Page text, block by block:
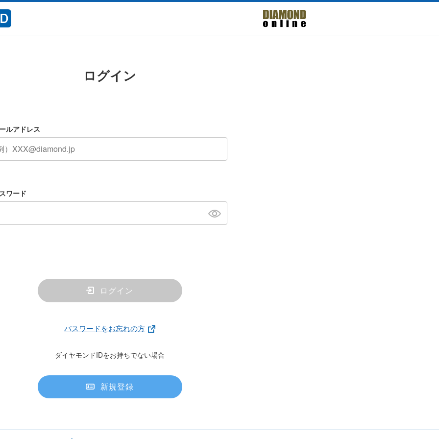
ログイン
ルアドレス
ワード
ログイン
パスワードをお忘れの方
ダイヤモンドIDをお持ちでない場合
新規登録